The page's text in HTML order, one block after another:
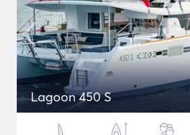
Lagoon 450 S